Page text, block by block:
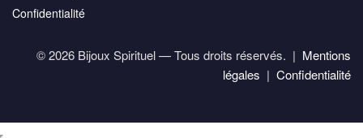
Confidentialité
© 2026 Bijoux Spirituel — Tous droits réservés. | Mentions
légales | Confidentialité